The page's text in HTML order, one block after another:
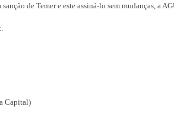
de Temer e este assiná-lo sem mudanças, a
Capital)